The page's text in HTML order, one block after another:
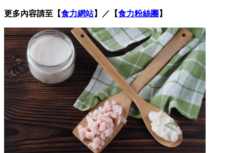
更多內容請至【食力網站】／【食力粉絲團 】